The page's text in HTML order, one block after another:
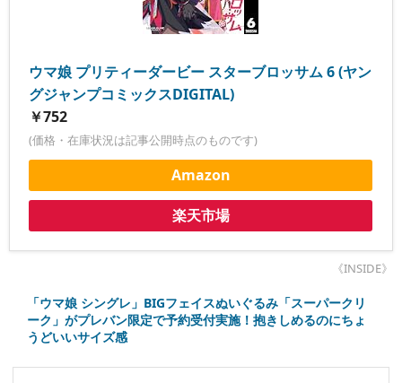
ウマ娘 プリティーダービー スターブロッサム 6 (ヤン
グジャンプコミックスDIGITAL)
￥752
(価格・在庫状況は記事公開時点のものです)
Amazon
楽天市場
《INSIDE》
「ウマ娘 シングレ」BIGフェイスぬいぐるみ「スーパークリ
ーク」がプレバン限定で予約受付実施！抱きしめるのにちょ
うどいいサイズ感